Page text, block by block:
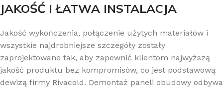
JAKOŚĆ I ŁATWA INSTALACJA
Jakość wykończenia, połączenie użytych materiałów i
wszystkie najdrobniejsze szczegóły zostały
zaprojektowane tak, aby zapewnić klientom najwyższą
jakość produktu bez kompromisów, co jest podstawową
dewizą firmy Rivacold. Demontaż paneli obudowy odbywa